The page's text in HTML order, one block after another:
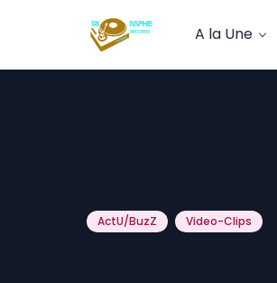
A la Une
ActU/BuzZ Video-Clips